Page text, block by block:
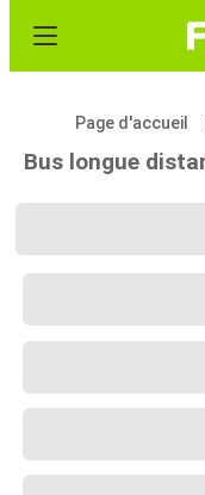
Page d'accueil
Bus longue